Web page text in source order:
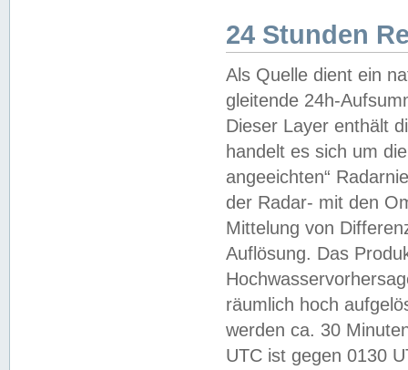
24 Stunden
Als Quelle dient ein
gleitende 24h-
Dieser Layer enthält
handelt es sich um
angeeichten“
der Radar- mit den
Mittelung von
Auflösung. Das
räumlich hoch
werden ca. 30
UTC ist gegen 0130